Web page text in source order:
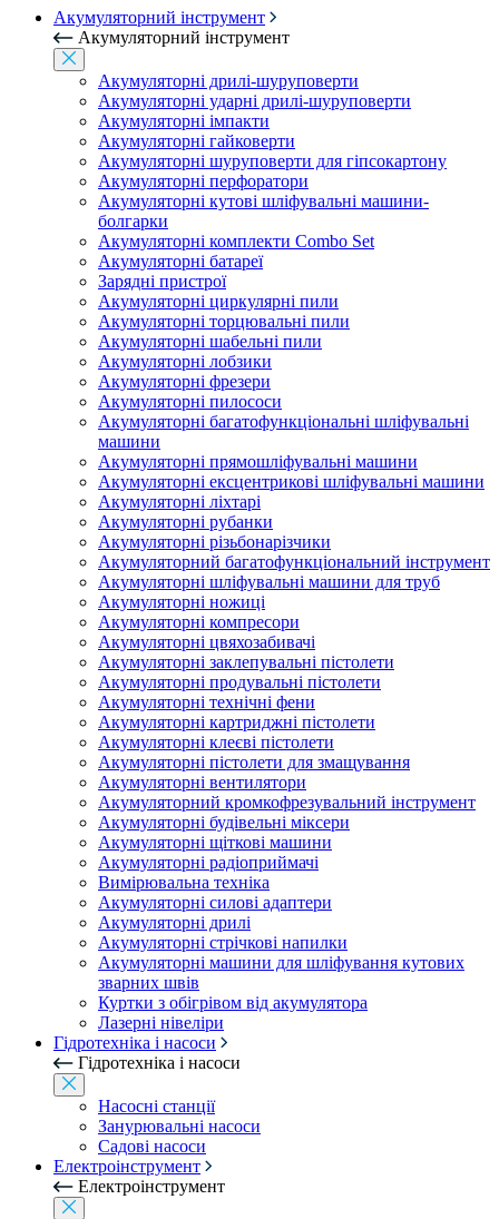
Акумуляторний інструмент
Акумуляторний інструмент
Акумуляторні дрилі-шуруповерти
Акумуляторні ударні дрилі-шуруповерти
Акумуляторні імпакти
Акумуляторні гайковерти
Акумуляторні шуруповерти для гіпсокартону
Акумуляторні перфоратори
Акумуляторні кутові шліфувальні машини-
болгарки
Акумуляторні комплекти Combo Set
Акумуляторні батареї
Зарядні пристрої
Акумуляторні циркулярні пили
Акумуляторні торцювальні пили
Акумуляторні шабельні пили
Акумуляторні лобзики
Акумуляторні фрезери
Акумуляторні пилососи
Акумуляторні багатофункціональні шліфувальні
машини
Акумуляторні прямошліфувальні машини
Акумуляторні ексцентрикові шліфувальні машини
Акумуляторні ліхтарі
Акумуляторні рубанки
Акумуляторні різьбонарізчики
Акумуляторний багатофункціональний інструмент
Акумуляторні шліфувальні машини для труб
Акумуляторні ножиці
Акумуляторні компресори
Акумуляторні цвяхозабивачі
Акумуляторні заклепувальні пістолети
Акумуляторні продувальні пістолети
Акумуляторні технічні фени
Акумуляторні картриджні пістолети
Акумуляторні клеєві пістолети
Акумуляторні пістолети для змащування
Акумуляторні вентилятори
Акумуляторний кромкофрезувальний інструмент
Акумуляторні будівельні міксери
Акумуляторні щіткові машини
Акумуляторні радіоприймачі
Вимірювальна техніка
Акумуляторні силові адаптери
Акумуляторні дрилі
Акумуляторні стрічкові напилки
Акумуляторні машини для шліфування кутових
зварних швів
Куртки з обігрівом від акумулятора
Лазерні нівеліри
Гідротехніка і насоси
Гідротехніка і насоси
Насосні станції
Занурювальні насоси
Садові насоси
Електроінструмент
Електроінструмент